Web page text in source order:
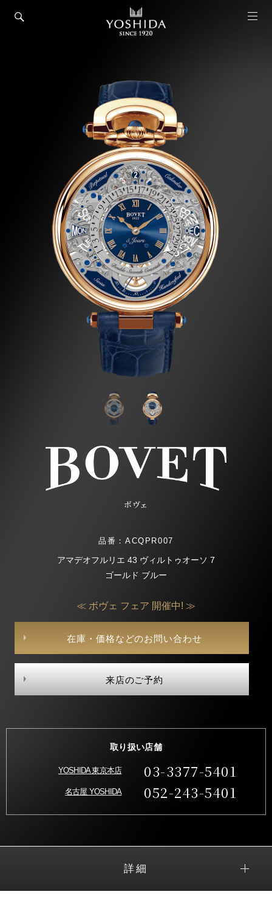
ボヴェ
品番：ACQPR007
アマデオフルリエ 43 ヴィルトゥオーソ 7
ゴールド ブルー
≪ ボヴェ フェア 開催中! ≫
在庫・価格などのお問い合わせ
来店のご予約
取り扱い店舗
YOSHIDA 東京本店 03-3377-5401
名古屋 YOSHIDA 052-243-5401
詳細